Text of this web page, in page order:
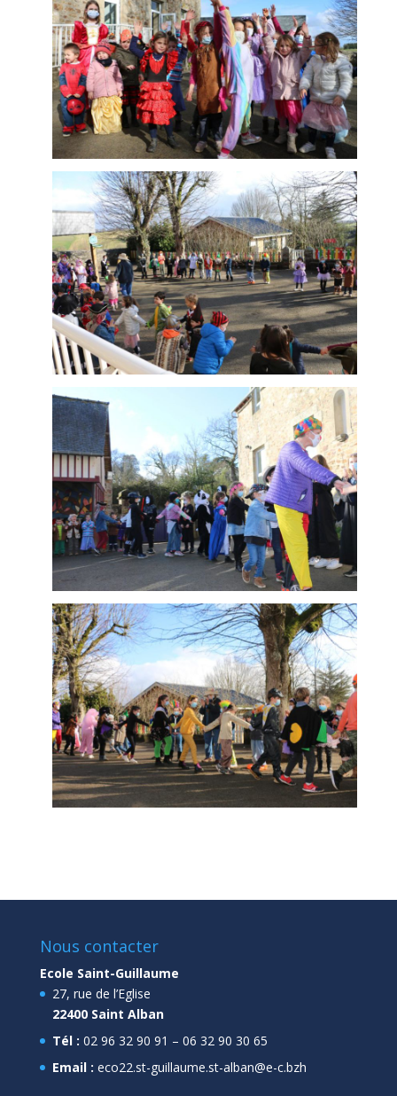
Nous contacter
Ecole Saint-Guillaume
27, rue de l’Eglise
22400 Saint Alban
Tél : 02 96 32 90 91 – 06 32 90 30 65
Email : eco22.st-guillaume.st-alban@e-c.bzh